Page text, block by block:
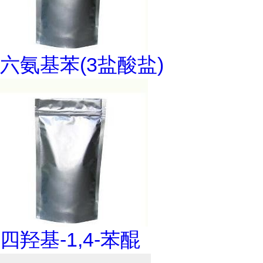
六氨基苯(3盐酸盐)
四羟基-1,4-苯醌